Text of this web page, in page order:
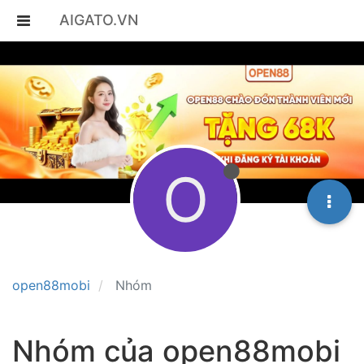
AIGATO.VN
open88mobi Nhóm
O
Nhóm của open88mobi